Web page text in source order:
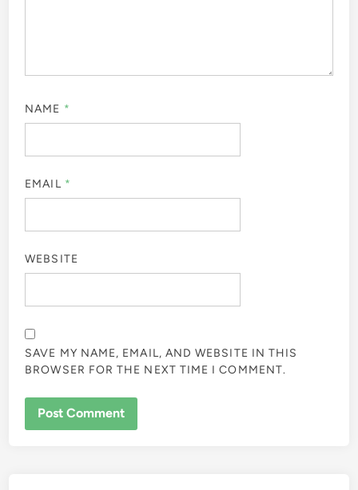
NAME *
EMAIL *
WEBSITE
SAVE MY NAME, EMAIL, AND WEBSITE IN THIS
BROWSER FOR THE NEXT TIME I COMMENT.